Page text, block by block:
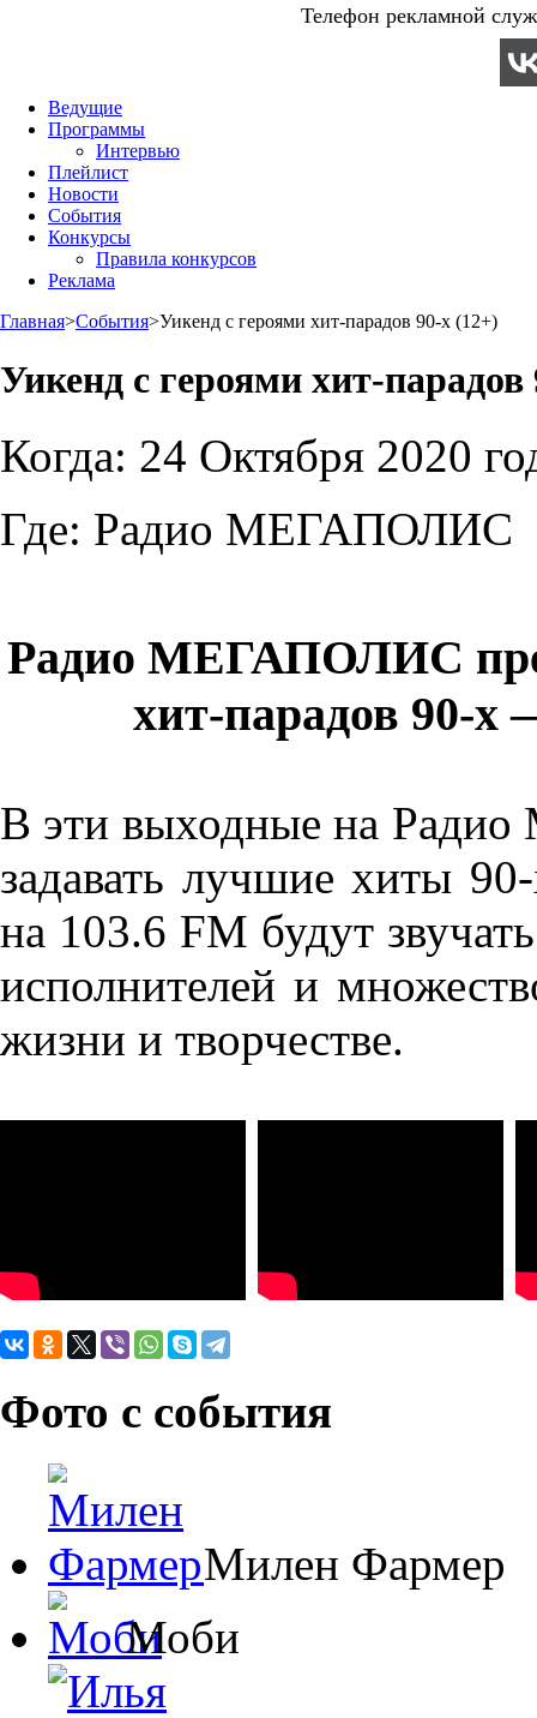
Телефон рекламной
Ведущие
Программы
Интервью
Плейлист
Новости
События
Конкурсы
Правила конкурсов
Реклама
Главная>События>Уикенд с героями хит-парадов 90-х (12+)
Уикенд с героями хит-парадов
Когда: 24 Октября 2020
Где: Радио МЕГАПОЛИС
Радио МЕГАПОЛИС
хит-парадов 90-х
В эти выходные на
задавать лучшие хиты
на 103.6 FM будут
исполнителей и
жизни и творчестве.
Фото с события
Милен Фармер
Моби